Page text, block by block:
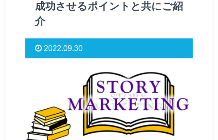
成功させるポイントと共にご紹
介
2022.09.30